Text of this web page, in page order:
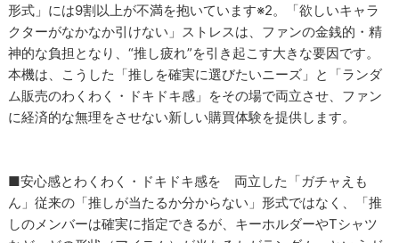
形式」には9割以上が不満を抱いています※2。「欲しいキャラ
クターがなかなか引けない」ストレスは、ファンの金銭的・精
神的な負担となり、“推し疲れ”を引き起こす大きな要因です。
本機は、こうした「推しを確実に選びたいニーズ」と「ランダ
ム販売のわくわく・ドキドキ感」をその場で両立させ、ファン
に経済的な無理をさせない新しい購買体験を提供します。
■安心感とわくわく・ドキドキ感を 両立した「ガチャえも
ん」従来の「推しが当たるか分からない」形式ではなく、「推
しのメンバーは確実に指定できるが、キーホルダーやTシャツ